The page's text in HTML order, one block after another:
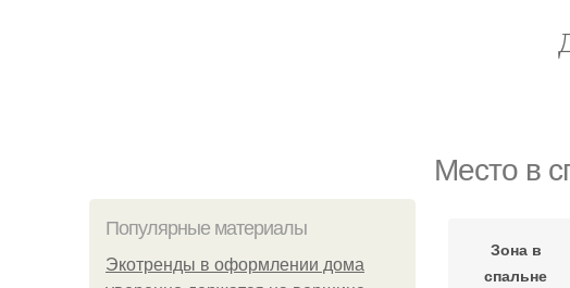
Место в
Популярные материалы
Экотренды в оформлении дома
Зона в
спальне